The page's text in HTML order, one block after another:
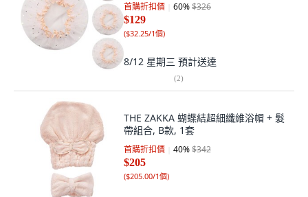
首購折扣價 60%$326
$129
($32.25/1個)
8/12 星期三 預計送達
(2)
THE ZAKKA 蝴蝶結超細纖維浴帽 + 髮
帶組合, B款, 1套
首購折扣價 40%$342
$205
($205.00/1個)